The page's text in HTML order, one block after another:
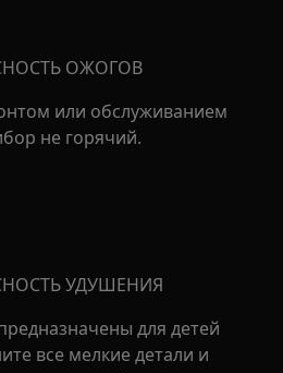
ОЖОГОВ
или обслуживанием
не горячий.
УДУШЕНИЯ
для детей
все мелкие детали и